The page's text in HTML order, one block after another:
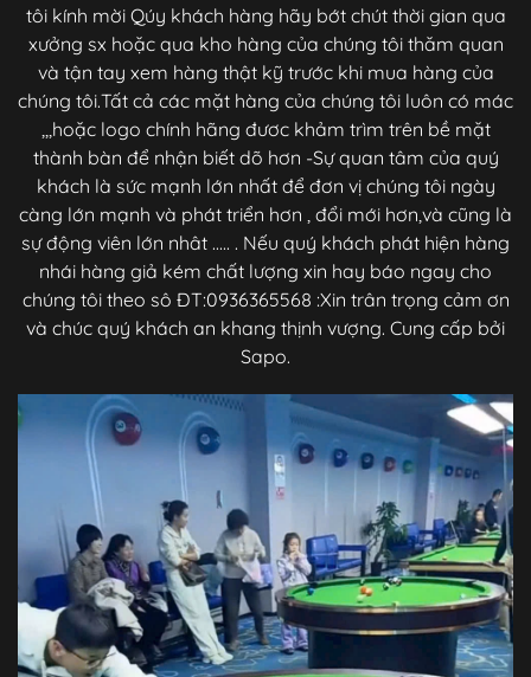
tôi kính mời Qúy khách hàng hãy bớt chút thời gian qua
xưởng sx hoặc qua kho hàng của chúng tôi thăm quan
và tận tay xem hàng thật kỹ trước khi mua hàng của
chúng tôi.Tất cả các mặt hàng của chúng tôi luôn có mác
,,,hoặc logo chính hãng đươc khảm trìm trên bề mặt
thành bàn để nhận biết dõ hơn -Sự quan tâm của quý
khách là sức mạnh lớn nhất để đơn vị chúng tôi ngày
càng lớn mạnh và phát triển hơn , đổi mới hơn,và cũng là
sự động viên lớn nhât ..... . Nếu quý khách phát hiện hàng
nhái hàng giả kém chất lượng xin hay báo ngay cho
chúng tôi theo sô ĐT:0936365568 :Xin trân trọng cảm ơn
và chúc quý khách an khang thịnh vượng. Cung cấp bởi
Sapo.